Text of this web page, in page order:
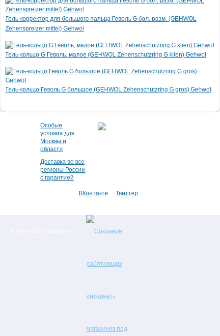
Гель-корректор для большого пальца Геволь G бол. разм. (GEHWOL
Zehenspreizer mittel) Gehwol
Гель-кольцо G Геволь, малое (GEHWOL Zehenschutzring G klien) Gehwol
Гель-кольцо Геволь G большое (GEHWOL Zehenschutzring G gros) Gehwol
Особые
условия для
Москвы и
области
Доставка во все
регионы России
с гарантией
ВКонтакте Твиттер